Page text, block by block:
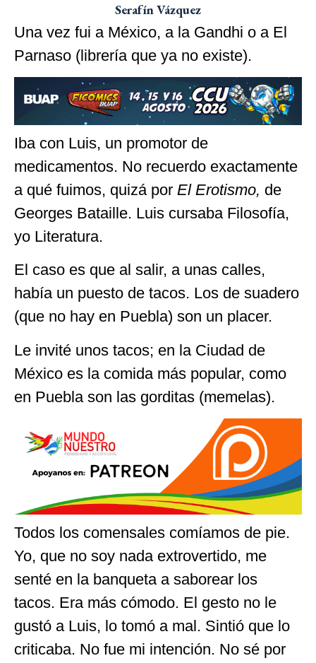
Serafín Vázquez
Una vez fui a México, a la Gandhi o a El
Parnaso (librería que ya no existe).
Iba con Luis, un promotor de
medicamentos. No recuerdo exactamente
a qué fuimos, quizá por El Erotismo, de
Georges Bataille. Luis cursaba Filosofía,
yo Literatura.
El caso es que al salir, a unas calles,
había un puesto de tacos. Los de suadero
(que no hay en Puebla) son un placer.
Le invité unos tacos; en la Ciudad de
México es la comida más popular, como
en Puebla son las gorditas (memelas).
Todos los comensales comíamos de pie.
Yo, que no soy nada extrovertido, me
senté en la banqueta a saborear los
tacos. Era más cómodo. El gesto no le
gustó a Luis, lo tomó a mal. Sintió que lo
criticaba. No fue mi intención. No sé por